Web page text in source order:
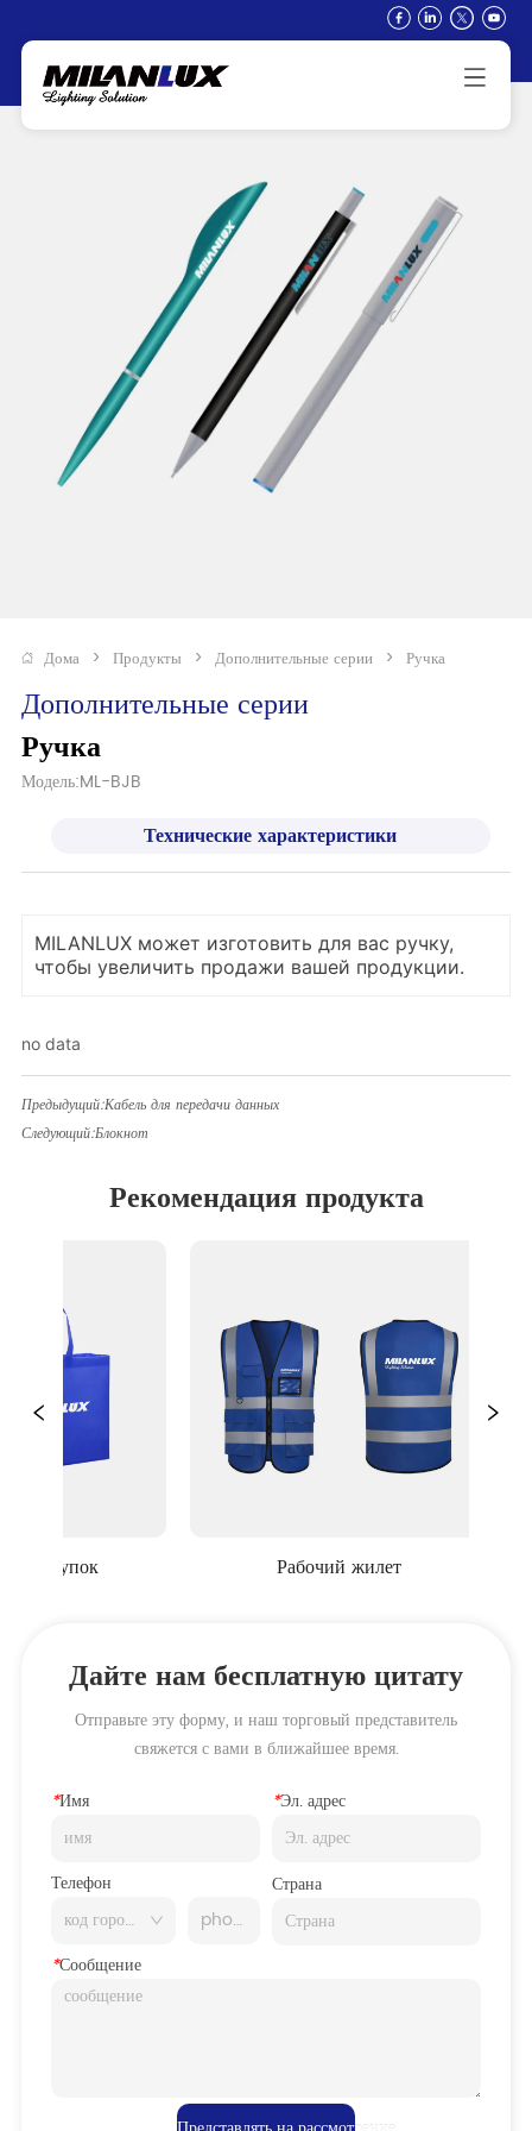
Дома > Продукты > Дополнительные серии > Ручка
Дополнительные серии
Ручка
Модель:ML-BJB
Технические характеристики
MILANLUX может изготовить для вас ручку,
чтобы увеличить продажи вашей продукции.
no data
Предыдущий:Кабель для передачи данных
Следующий:Блокнот
Рекомендация продукта
Рабочий жилет
Дайте нам бесплатную цитату
Отправьте эту форму, и наш торговый представитель
свяжется с вами в ближайшее время.
*Имя *Эл. адрес
Телефон Страна
*Сообщение